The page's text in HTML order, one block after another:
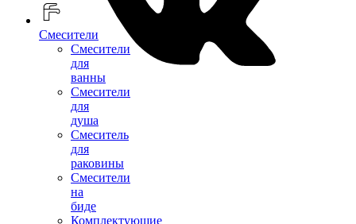
Смесители
Смесители
для
ванны
Смесители
для
душа
Смеситель
для
раковины
Смесители
на
биде
Комплектующие